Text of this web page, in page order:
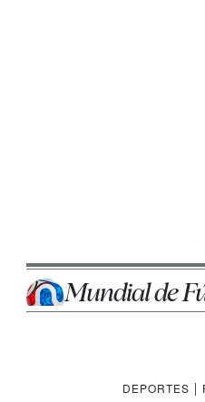
Mundial de
DEPORTES |